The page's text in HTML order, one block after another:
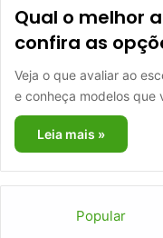
Qual o melhor
confira as
Veja o que avaliar ao
e conheça modelos que
Leia mais »
Popular